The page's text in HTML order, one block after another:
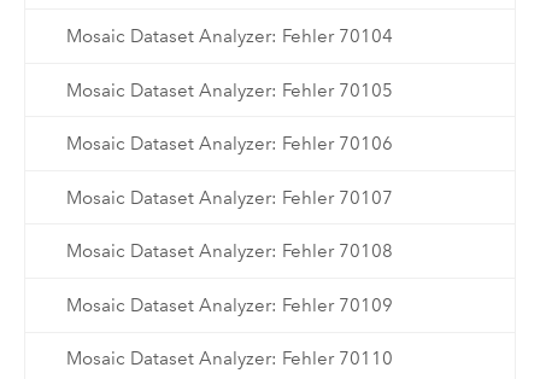
Mosaic Dataset Analyzer: Fehler 70104
Mosaic Dataset Analyzer: Fehler 70105
Mosaic Dataset Analyzer: Fehler 70106
Mosaic Dataset Analyzer: Fehler 70107
Mosaic Dataset Analyzer: Fehler 70108
Mosaic Dataset Analyzer: Fehler 70109
Mosaic Dataset Analyzer: Fehler 70110